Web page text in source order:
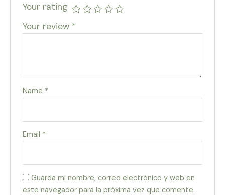
Your rating
Your review *
Name *
Email *
Guarda mi nombre, correo electrónico y web en
este navegador para la próxima vez que comente.